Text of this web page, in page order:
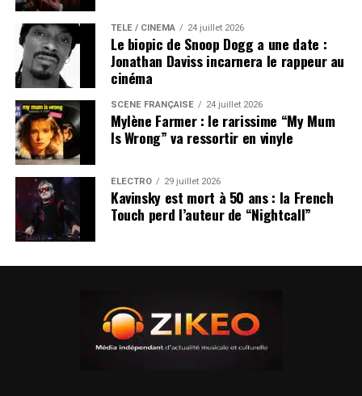
TÉLÉ / CINÉMA 24 juillet 2026
Le biopic de Snoop Dogg a une date :
Jonathan Daviss incarnera le rappeur au
cinéma
SCÈNE FRANÇAISE 24 juillet 2026
Mylène Farmer : le rarissime “My Mum
Is Wrong” va ressortir en vinyle
ÉLECTRO 29 juillet 2026
Kavinsky est mort à 50 ans : la French
Touch perd l’auteur de “Nightcall”